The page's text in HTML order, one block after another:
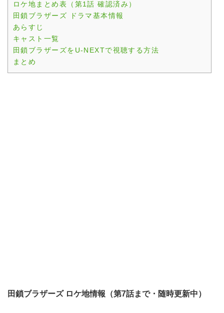
ロケ地まとめ表（第1話 確認済み）
田鎖ブラザーズ ドラマ基本情報
あらすじ
キャスト一覧
田鎖ブラザーズをU-NEXTで視聴する方法
まとめ
田鎖ブラザーズ ロケ地情報（第7話まで・随時更新中）